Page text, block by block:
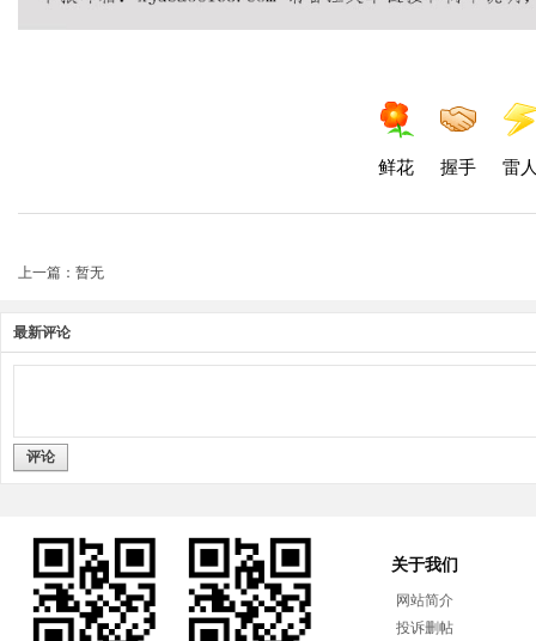
鲜花 握手 雷
上一篇：暂无
最新评论
评论
关于我们
网站简介
投诉删帖